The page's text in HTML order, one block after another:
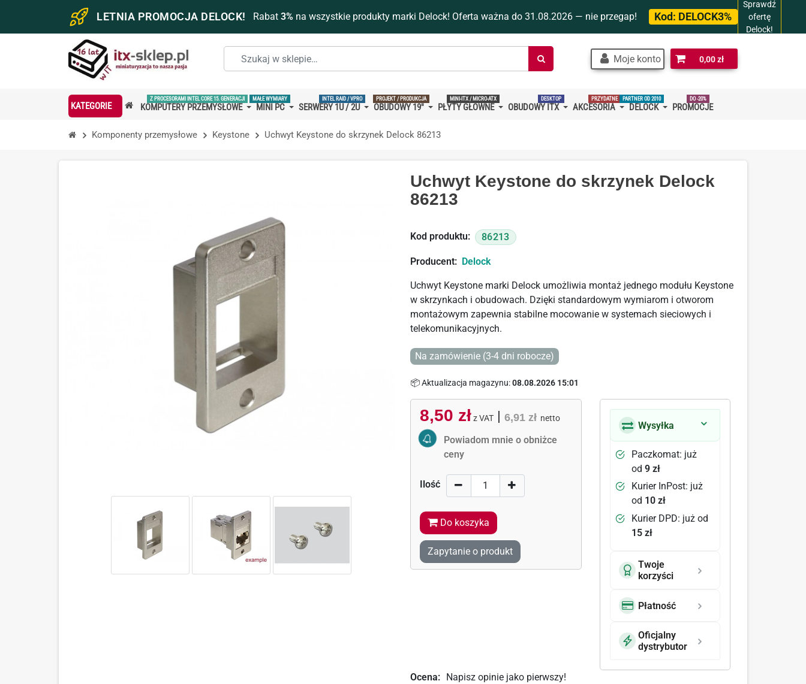
LETNIA PROMOCJA DELOCK! Rabat 3%na wszystkie produkty marki Delock! Oferta ważna do 31.08.2026 — nie przegap! Kod: DELOCK3%
Sprawdź
ofertę
Delock!
Szukaj
w
Moje konto 0,00 zł
KATEGORIE KOMPUTERY PRZEMYSŁOWE
Z PROCESORAMI INTEL CORE 15. GENERACJI
MINI PC
MAŁE WYMIARY
SERWERY 1U / 2U
INTEL RAID / VPRO
OBUDOWY 19''
PROJEKT / PRODUKCJA
PŁYTY GŁÓWNE
MINI-ITX / MICRO-ATX
OBUDOWY ITX
DESKTOP
AKCESORIA
PRZYDATNE
DELOCK
PARTNER OD 2010
PROMOCJE
DO -20%
Komponenty przemysłowe Keystone Uchwyt Keystone do skrzynek Delock 86213
Uchwyt Keystone do skrzynek Delock
86213
Kod produktu: 86213
Producent: Delock
Uchwyt Keystone marki Delock umożliwia montaż jednego modułu Keystone
w skrzynkach i obudowach. Dzięki standardowym wymiarom i otworom
montażowym zapewnia stabilne mocowanie w systemach sieciowych i
telekomunikacyjnych.
Na zamówienie (3-4 dni robocze)
📦 Aktualizacja magazynu:08.08.2026 15:01
8,50 zł z VAT| 6,91 zł netto
Activate Price Alert
Powiadom mnie o obniżce
ceny
Ilość
Do koszyka
Zapytanie o produkt
Wysyłka
Paczkomat: już
od9 zł
Kurier InPost: już
od 10 zł
Kurier DPD: już od
15 zł
Twoje
korzyści
Płatność
Oficjalny
dystrybutor
Ocena: Napisz opinie jako pierwszy!